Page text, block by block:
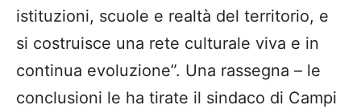
istituzioni, scuole e realtà del territorio, e
si costruisce una rete culturale viva e in
continua evoluzione”. Una rassegna – le
conclusioni le ha tirate il sindaco di Campi